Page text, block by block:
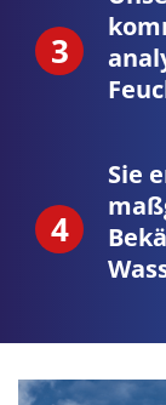
Sie